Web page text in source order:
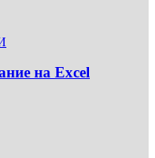
на Excel